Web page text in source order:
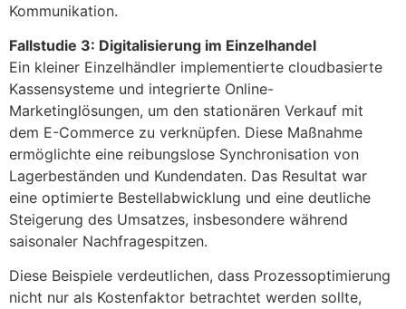
Kommunikation.
Fallstudie 3: Digitalisierung im Einzelhandel
Ein kleiner Einzelhändler implementierte cloudbasierte
Kassensysteme und integrierte Online-
Marketinglösungen, um den stationären Verkauf mit
dem E-Commerce zu verknüpfen. Diese Maßnahme
ermöglichte eine reibungslose Synchronisation von
Lagerbeständen und Kundendaten. Das Resultat war
eine optimierte Bestellabwicklung und eine deutliche
Steigerung des Umsatzes, insbesondere während
saisonaler Nachfragespitzen.
Diese Beispiele verdeutlichen, dass Prozessoptimierung
nicht nur als Kostenfaktor betrachtet werden sollte,